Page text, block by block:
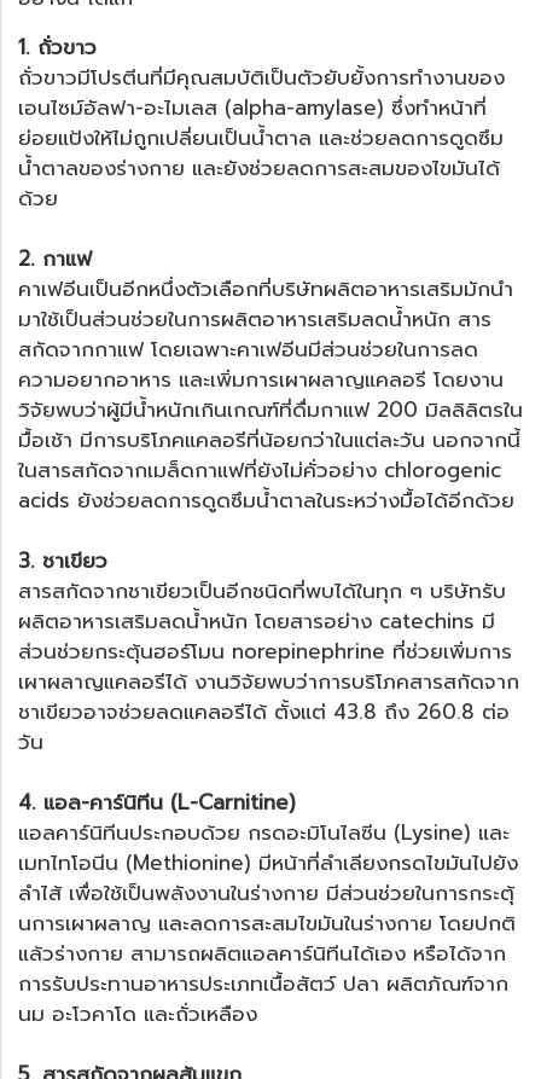
1. ถั่วขาว
ถั่วขาวมีโปรตีนที่มีคุณสมบัติเป็นตัวยับยั้งการทำงานของ
เอนไซม์อัลฟา-อะไมเลส (alpha-amylase) ซึ่งทำหน้าที่
ย่อยแป้งให้ไม่ถูกเปลี่ยนเป็นน้ำตาล และช่วยลดการดูดซึม
น้ำตาลของร่างกาย และยังช่วยลดการสะสมของไขมันได้
ด้วย
2. กาแฟ
คาเฟอีนเป็นอีกหนึ่งตัวเลือกที่บริษัทผลิตอาหารเสริมมักนำ
มาใช้เป็นส่วนช่วยในการผลิตอาหารเสริมลดน้ำหนัก สาร
สกัดจากกาแฟ โดยเฉพาะคาเฟอีนมีส่วนช่วยในการลด
ความอยากอาหาร และเพิ่มการเผาผลาญแคลอรี โดยงาน
วิจัยพบว่าผู้มีน้ำหนักเกินเกณฑ์ที่ดื่มกาแฟ 200 มิลลิลิตรใน
มื้อเช้า มีการบริโภคแคลอรีที่น้อยกว่าในแต่ละวัน นอกจากนี้
ในสารสกัดจากเมล็ดกาแฟที่ยังไม่คั่วอย่าง chlorogenic
acids ยังช่วยลดการดูดซึมน้ำตาลในระหว่างมื้อได้อีกด้วย
3. ชาเขียว
สารสกัดจากชาเขียวเป็นอีกชนิดที่พบได้ในทุก ๆ บริษัทรับ
ผลิตอาหารเสริมลดน้ำหนัก โดยสารอย่าง catechins มี
ส่วนช่วยกระตุ้นฮอร์โมน norepinephrine ที่ช่วยเพิ่มการ
เผาผลาญแคลอรีได้ งานวิจัยพบว่าการบริโภคสารสกัดจาก
ชาเขียวอาจช่วยลดแคลอรีได้ ตั้งแต่ 43.8 ถึง 260.8 ต่อ
วัน
4. แอล-คาร์นิทีน (L-Carnitine)
แอลคาร์นิทีนประกอบด้วย กรดอะมิโนไลซีน (Lysine) และ
เมทไทโอนีน (Methionine) มีหน้าที่ลำเลียงกรดไขมันไปยัง
ลำไส้ เพื่อใช้เป็นพลังงานในร่างกาย มีส่วนช่วยในการกระตุ้
นการเผาผลาญ และลดการสะสมไขมันในร่างกาย โดยปกติ
แล้วร่างกาย สามารถผลิตแอลคาร์นิทีนได้เอง หรือได้จาก
การรับประทานอาหารประเภทเนื้อสัตว์ ปลา ผลิตภัณฑ์จาก
นม อะโวคาโด และถั่วเหลือง